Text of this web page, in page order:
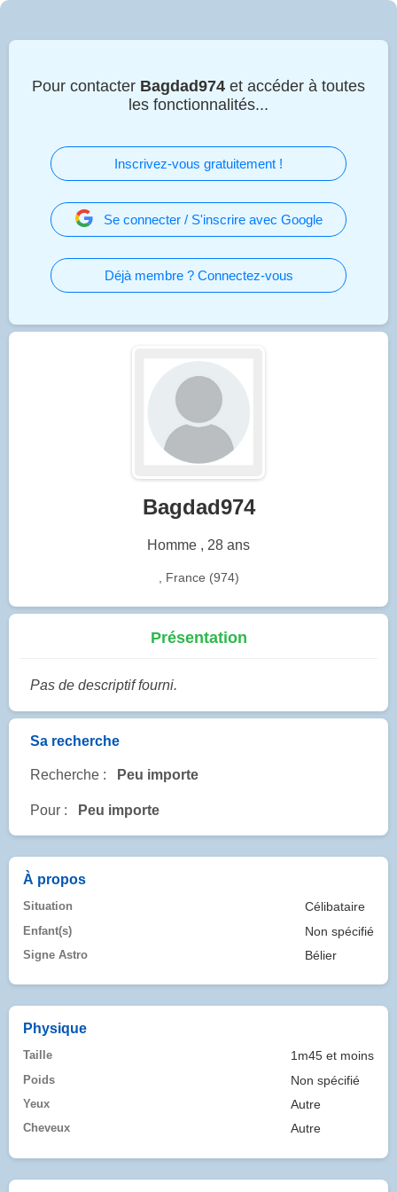
Pour contacter Bagdad974 et accéder à toutes
les fonctionnalités...
Inscrivez-vous gratuitement !
Se connecter / S'inscrire avec Google
Déjà membre ? Connectez-vous
Bagdad974
Homme , 28 ans
, France (974)
Présentation
Pas de descriptif fourni.
Sa recherche
Recherche : Peu importe
Pour : Peu importe
À propos
Situation Célibataire
Enfant(s) Non spécifié
Signe Astro Bélier
Physique
Taille 1m45 et moins
Poids Non spécifié
Yeux Autre
Cheveux Autre